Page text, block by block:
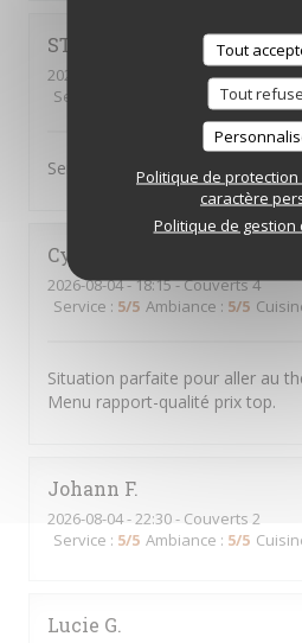
Tout
Tout
Politique de
caractère
Politique de gestion
STEPHANE
2026-08-07
- 18:45 - Couverts 2
Service
:5/5
Service rapide Plats excellents
Cynthia i
2026-08-04- 18:15 - Couverts 4
Service : 5/5 Ambiance : 5/5
Situation parfaite pour aller au
Menu rapport-qualité prix top.
Johann F
2026-08-04- 22:30 - Couverts 2
Service : 5/5 Ambiance : 5/5
Lucie G